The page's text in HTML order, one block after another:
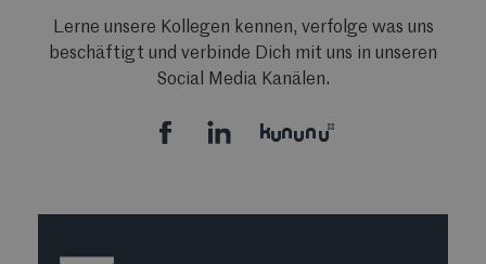
Lerne unsere Kollegen kennen, verfolge was uns
beschäftigt und verbinde Dich mit uns in unseren
Social Media Kanälen.